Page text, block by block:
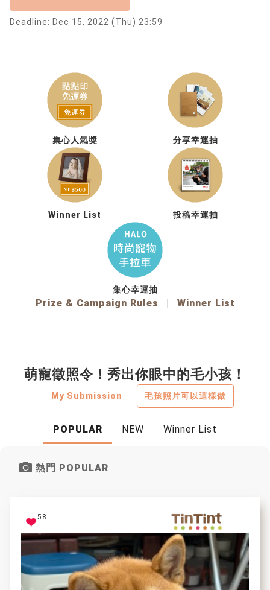
Deadline: Dec 15, 2022 (Thu) 23:59
Prize & Campaign Rules | Winner List
集心人氣獎 分享幸運抽
Winner List 投稿幸運抽
集心幸運抽
萌寵徵照令！秀出你眼中的毛小孩！
My Submission 毛孩照片可以這樣做
POPULAR NEW Winner List
熱門 POPULAR
58